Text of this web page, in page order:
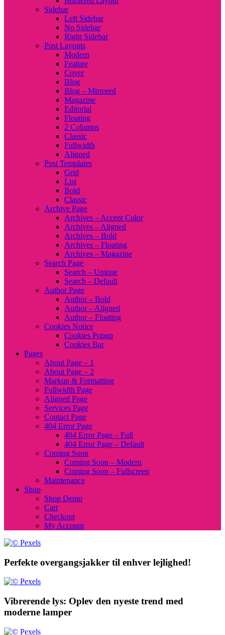
Sidebar
Left Sidebar
No Sidebar
Right Sidebar
Post Layouts
Modern
Feature
Cover
Blog
Blog – Mirrored
Magazine
Editorial
Floating
2 Columns
Classic
Fullwidth
Aligned
Post Templates
Grid
List
Bold
Classic
Archive Page
Archives – Accent Color
Archives – Aligned
Archives – Bold
Archives – Floating
Archives – Magazine
Search Page
Search – Unique
Search – Default
Author Page
Author – Bold
Author – Aligned
Author – Floating
Cookies Notice
Cookies Popup
Cookies Bar
Pages
About Page – 1
About Page – 2
Markup & Formatting
Fullwidth Page
Aligned Page
Services Page
Contact Page
404 Error Page
404 Error Page – Full
404 Error Page – Default
Coming Soon
Coming Soon – Modern
Coming Soon – Fullscreen
Maintenance
Shop
Shop Demo
Cart
Checkout
My Account
Perfekte overgangsjakker til enhver lejlighed!
Vibrerende lys: Oplev den nyeste trend med
moderne lamper